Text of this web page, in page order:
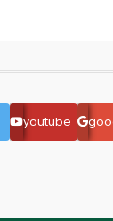
youtube